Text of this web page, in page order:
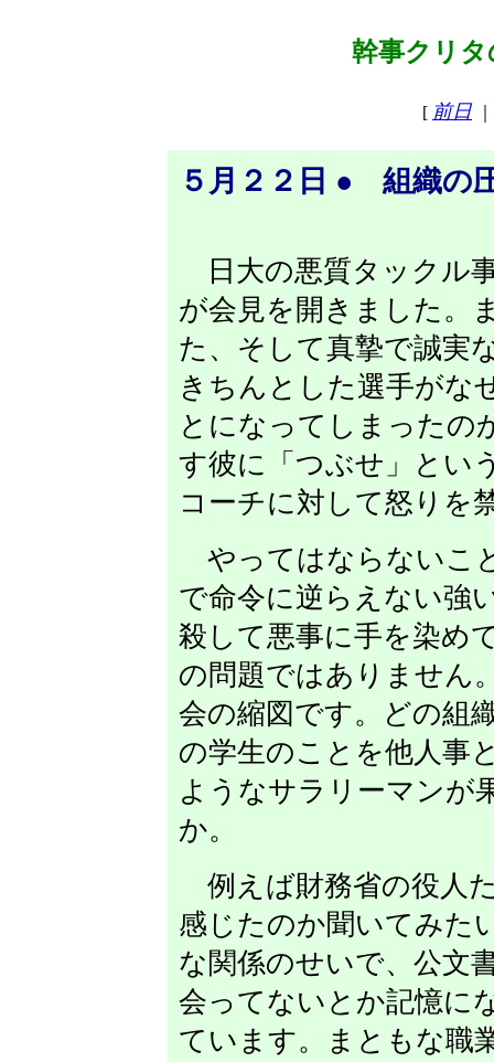
幹事クリタ
[ 前日
５月２２日 ● 組織の
日大の悪質タックル
が会見を開きました。
た、そして真摯で誠実
きちんとした選手がな
とになってしまったの
す彼に「つぶせ」とい
コーチに対して怒りを
やってはならないこ
で命令に逆らえない強
殺して悪事に手を染め
の問題ではありません
会の縮図です。どの組
の学生のことを他人事
ようなサラリーマンが
か。
例えば財務省の役人
感じたのか聞いてみた
な関係のせいで、公文
会ってないとか記憶に
ています。まともな職